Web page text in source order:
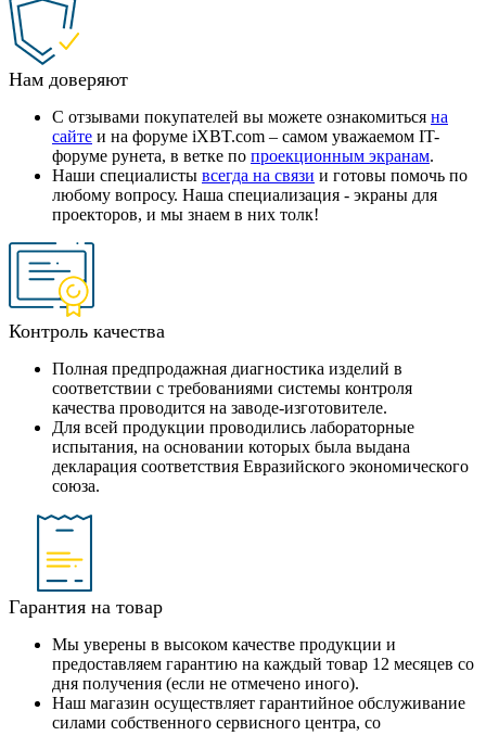
Нам доверяют
С отзывами покупателей вы можете ознакомиться на
сайте и на форуме iXBT.com – самом уважаемом IT-
форуме рунета, в ветке по проекционным экранам.
Наши специалисты всегда на связи и готовы помочь по
любому вопросу. Наша специализация - экраны для
проекторов, и мы знаем в них толк!
Контроль качества
Полная предпродажная диагностика изделий в
соответствии с требованиями системы контроля
качества проводится на заводе-изготовителе.
Для всей продукции проводились лабораторные
испытания, на основании которых была выдана
декларация соответствия Евразийского экономического
союза.
Гарантия на товар
Мы уверены в высоком качестве продукции и
предоставляем гарантию на каждый товар 12 месяцев со
дня получения (если не отмечено иного).
Наш магазин осуществляет гарантийное обслуживание
силами собственного сервисного центра, со